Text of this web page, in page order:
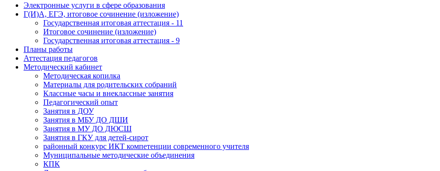
Электронные услуги в сфере образования
Г(И)А, ЕГЭ, итоговое сочинение (изложение)
Государственная итоговая аттестация - 11
Итоговое сочинение (изложение)
Государственная итоговая аттестация - 9
Планы работы
Аттестация педагогов
Методический кабинет
Методическая копилка
Материалы для родительских собраний
Классные часы и внеклассные занятия
Педагогический опыт
Занятия в ДОУ
Занятия в МБУ ДО ДШИ
Занятия в МУ ДО ДЮСШ
Занятия в ГКУ для детей-сирот
районный конкурс ИКТ компетенции современного учителя
Муниципальные методические объединения
КПК